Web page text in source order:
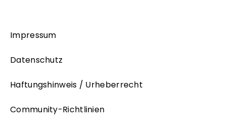
Impressum
Datenschutz
Haftungshinweis / Urheberrecht
Community-Richtlinien